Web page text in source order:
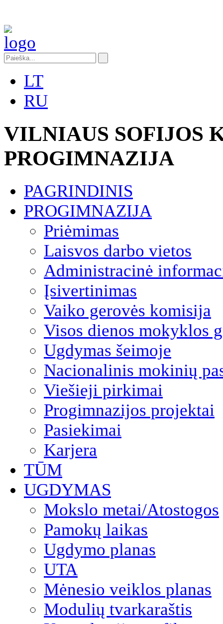
LT
RU
VILNIAUS SOFIJOS
PROGIMNAZIJA
PAGRINDINIS
PROGIMNAZIJA
Priėmimas
Laisvos darbo vietos
Administracinė
Įsivertinimas
Vaiko gerovės komisija
Visos dienos mokyklos
Ugdymas šeimoje
Nacionalinis mokinių
Viešieji pirkimai
Progimnazijos projektai
Pasiekimai
Karjera
TŪM
UGDYMAS
Mokslo metai/Atostogos
Pamokų laikas
Ugdymo planas
UTA
Mėnesio veiklos planas
Modulių tvarkaraštis